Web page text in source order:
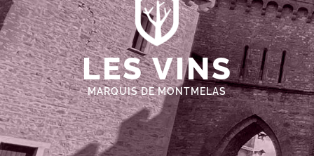
LES VINS
MARQUIS DE MONTMELAS